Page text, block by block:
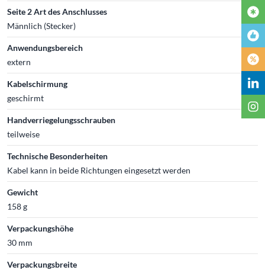
Seite 2 Art des Anschlusses
Männlich (Stecker)
Anwendungsbereich
extern
Kabelschirmung
geschirmt
Handverriegelungsschrauben
teilweise
Technische Besonderheiten
Kabel kann in beide Richtungen eingesetzt werden
Gewicht
158 g
Verpackungshöhe
30 mm
Verpackungsbreite